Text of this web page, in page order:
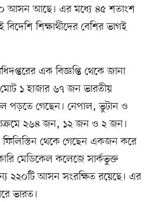
আসন আছে। এর মধ্যে ৪৫ শতাংশ
বিদেশি শিক্ষার্থীদের বেশির ভাগই
এক বিজ্ঞপ্তি থেকে জানা
১ হাজার ৬৭ জন ভারতীয়
পড়তে গেছেন। নেপাল, ভুটান ও
২৬৪ জন, ১২ জন ও ২ জন।
ফিলিস্তিন থেকে গেছেন একজন করে
মেডিকেল কলেজে সার্কভুক্ত
২২০টি আসন সংরক্ষিত রয়েছে। এর
ভারত।